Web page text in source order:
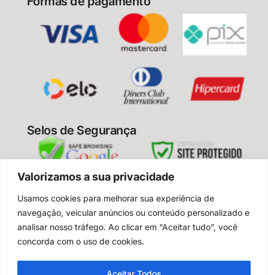
Valorizamos a sua privacidade
Usamos cookies para melhorar sua experiência de
navegação, veicular anúncios ou conteúdo personalizado e
analisar nosso tráfego. Ao clicar em “Aceitar tudo”, você
concorda com o uso de cookies.
Selos de Segurança
Enjoy Your Spa – todos os direitos reservados
2024
CNPJ: 28.485.806/0001-36